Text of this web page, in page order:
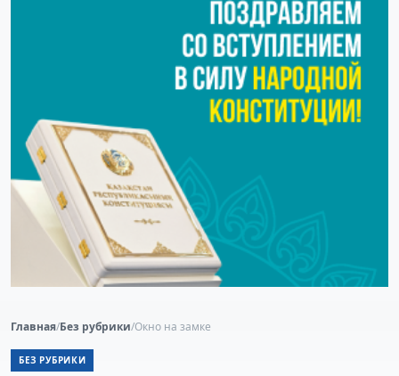
Главная/Без рубрики/Окно на замке
БЕЗ РУБРИКИ